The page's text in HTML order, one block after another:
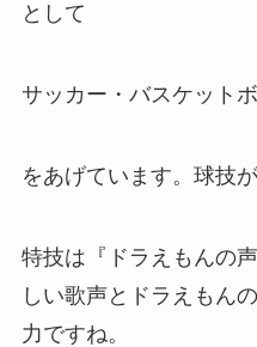
として
サッカー・バスケット
をあげています。球技
特技は『ドラえもんの
しい歌声とドラえもん
力ですね。